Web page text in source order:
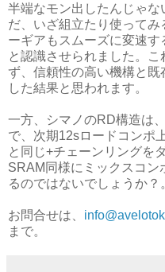
半端なモン出したんじゃ
だ、いざ組立たり使って
ーギアもスムーズに変速
と認識させられました。
ず、信頼性の高い機構と
した結果と思われます。
一方、シマノのRD構造は
で、次期12sロードコンポ
と同じ+チェーンリングを
SRAM同様にミックスコン
るのではないでしょうか？
お問合せは、
まで。